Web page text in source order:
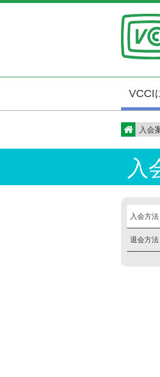
VCCI
入会
入
入会方
退会方法